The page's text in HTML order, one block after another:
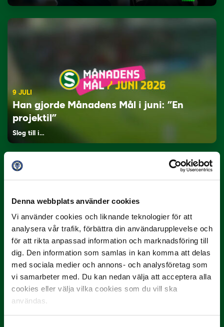
Denna webbplats använder cookies
Vi använder cookies och liknande teknologier för att
analysera vår trafik, förbättra din användarupplevelse och
för att rikta anpassad information och marknadsföring till
dig. Den information som samlas in kan komma att delas
med sociala medier och annons- och analysföretag som
vi samarbeter med. Du kan nedan välja att acceptera alla
cookies eller välja vilka cookies som du vill ska
användas.
9 JULI
Han gjorde Månadens Mål i juni: ”En
projektil”
Slog till i…
3 JULI
Rösta på Månadens Spelare i juni